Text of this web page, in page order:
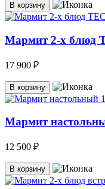
В корзину
Мармит 2-х блюд
17 900 ₽
В корзину
Мармит
12 500 ₽
В корзину